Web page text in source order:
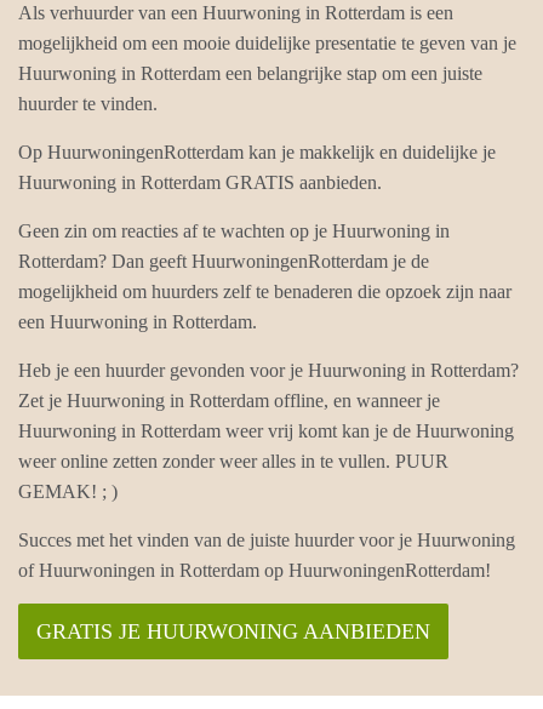
Als verhuurder van een Huurwoning in Rotterdam is een
mogelijkheid om een mooie duidelijke presentatie te geven van je
Huurwoning in Rotterdam een belangrijke stap om een juiste
huurder te vinden.
Op HuurwoningenRotterdam kan je makkelijk en duidelijke je
Huurwoning in Rotterdam GRATIS aanbieden.
Geen zin om reacties af te wachten op je Huurwoning in
Rotterdam? Dan geeft HuurwoningenRotterdam je de
mogelijkheid om huurders zelf te benaderen die opzoek zijn naar
een Huurwoning in Rotterdam.
Heb je een huurder gevonden voor je Huurwoning in Rotterdam?
Zet je Huurwoning in Rotterdam offline, en wanneer je
Huurwoning in Rotterdam weer vrij komt kan je de Huurwoning
weer online zetten zonder weer alles in te vullen. PUUR
GEMAK! ; )
Succes met het vinden van de juiste huurder voor je Huurwoning
of Huurwoningen in Rotterdam op HuurwoningenRotterdam!
GRATIS JE HUURWONING AANBIEDEN